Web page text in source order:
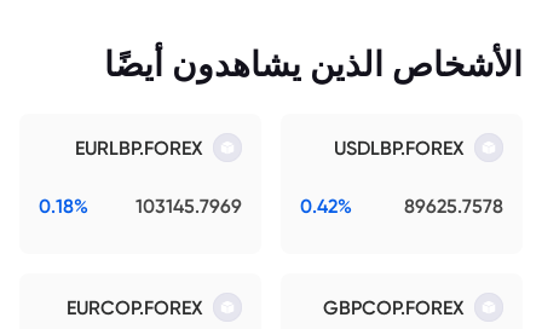
الأشخاص الذين يشاهدون أيضًا
USDLBP.FOREX
89625.7578
0.42%
EURLBP.FOREX
103145.7969
0.18%
GBPCOP.FOREX
EURCOP.FOREX